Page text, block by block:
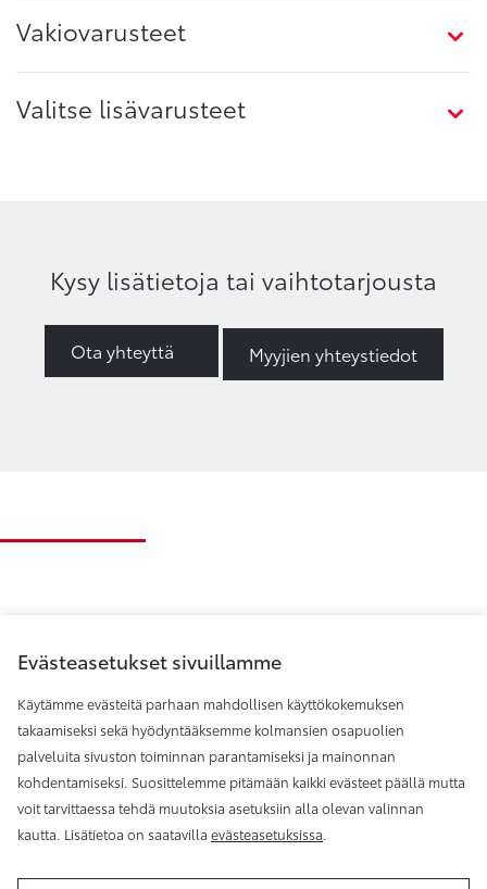
Vakiovarusteet
Valitse lisävarusteet
Kysy lisätietoja tai vaihtotarjousta
Ota yhteyttä Myyjien yhteystiedot
Toyota Helsinki
Evästeasetukset sivuillamme
Käytämme evästeitä parhaan mahdollisen käyttökokemuksen
takaamiseksi sekä hyödyntääksemme kolmansien osapuolien
palveluita sivuston toiminnan parantamiseksi ja mainonnan
kohdentamiseksi. Suosittelemme pitämään kaikki evästeet päällä mutta
voit tarvittaessa tehdä muutoksia asetuksiin alla olevan valinnan
kautta. Lisätietoa on saatavilla evästeasetuksissa.